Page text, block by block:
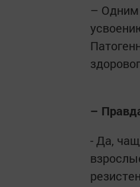
– Одним
–
- Да,